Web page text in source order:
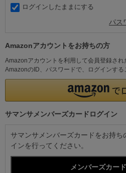
ログインしたままにする
パス
Amazonアカウントをお持ちの方
Amazonアカウントを利用して会員登録され
AmazonのID、パスワードで、ログインする
サマンサメンバーズカードログイン
サマンサメンバーズカードをお持
インを行ってください。